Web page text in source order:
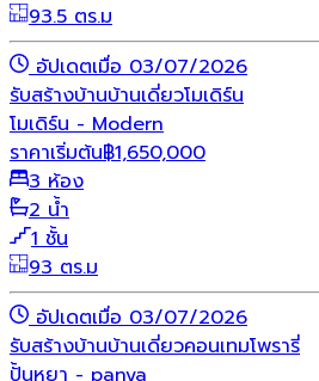
93.5 ตร.ม
อัปเดตเมื่อ 03/07/2026
รับสร้างบ้านบ้านเดี่ยวโมเดิร์น
โมเดิร์น - Modern
ราคาเริ่มต้น฿1,650,000
3 ห้อง
2 น้ำ
1 ชั้น
93 ตร.ม
อัปเดตเมื่อ 03/07/2026
รับสร้างบ้านบ้านเดี่ยวคอนเทมโพรารี่